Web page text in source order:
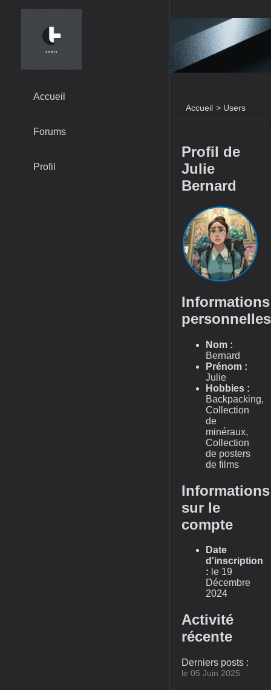
Accueil > Users
Accueil
Forums
Profil
Profil de
Julie
Bernard
Informations
personnelles
Nom :
Bernard
Prénom :
Julie
Hobbies :
Backpacking,
Collection
de
minéraux,
Collection
de posters
de films
Informations
sur le
compte
Date
d'inscription
: le 19
Décembre
2024
Activité
récente
Derniers posts :
le 05 Juin 2025